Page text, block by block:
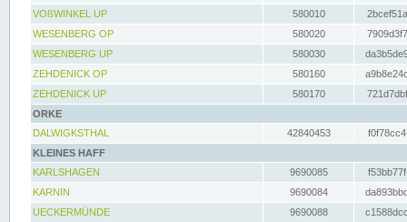
VOßWINKEL UP
580010
WESENBERG OP
580020
WESENBERG UP
580030
ZEHDENICK OP
580160
ZEHDENICK UP
580170
ORKE
DALWIGKSTHAL
42840453
KLEINES HAFF
KARLSHAGEN
9690085
KARNIN
9690084
UECKERMÜNDE
9690088